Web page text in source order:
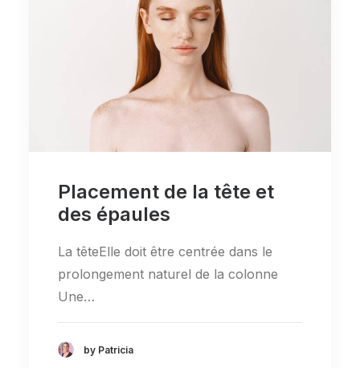
Placement de la tête et
des épaules
La têteElle doit être centrée dans le
prolongement naturel de la colonne
Une…
by Patricia